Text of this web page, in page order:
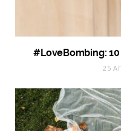
#LoveBombing: 10
25